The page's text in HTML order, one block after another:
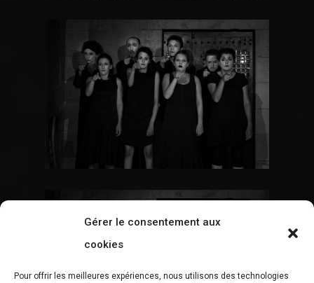
Gérer le consentement aux
cookies
Pour offrir les meilleures expériences, nous utilisons des technologies